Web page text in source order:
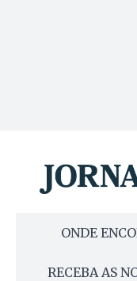
ONDE
RECEBA AS